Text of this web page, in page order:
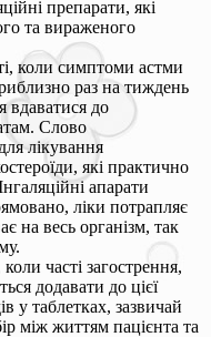
препарати, які
та вираженого
коли симптоми астми
раз на тиждень
вдаватися до
Слово
лікування
які практично
апарати
ліки потрапляє
на весь організм, так
часті загострення,
додавати до цієї
у таблетках, зазвичай
між життям пацієнта та